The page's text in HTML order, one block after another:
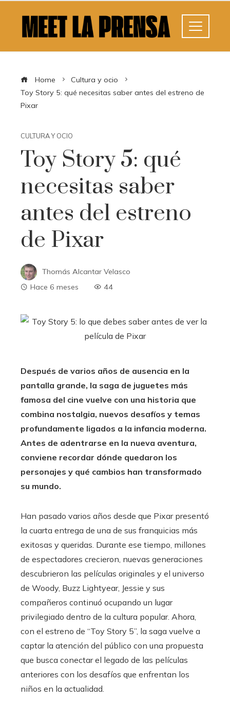
Home
Cultura y ocio
Toy Story 5: qué necesitas saber antes del estreno de
Pixar
CULTURA Y OCIO
Toy Story 5: qué
necesitas saber
antes del estreno
de Pixar
Thomás Alcantar Velasco
Hace 6 meses
44
Después de varios años de ausencia en la
pantalla grande, la saga de juguetes más
famosa del cine vuelve con una historia que
combina nostalgia, nuevos desafíos y temas
profundamente ligados a la infancia moderna.
Antes de adentrarse en la nueva aventura,
conviene recordar dónde quedaron los
personajes y qué cambios han transformado
su mundo.
Han pasado varios años desde que Pixar presentó
la cuarta entrega de una de sus franquicias más
exitosas y queridas. Durante ese tiempo, millones
de espectadores crecieron, nuevas generaciones
descubrieron las películas originales y el universo
de Woody, Buzz Lightyear, Jessie y sus
compañeros continuó ocupando un lugar
privilegiado dentro de la cultura popular. Ahora,
con el estreno de “Toy Story 5”, la saga vuelve a
captar la atención del público con una propuesta
que busca conectar el legado de las películas
anteriores con los desafíos que enfrentan los
niños en la actualidad.